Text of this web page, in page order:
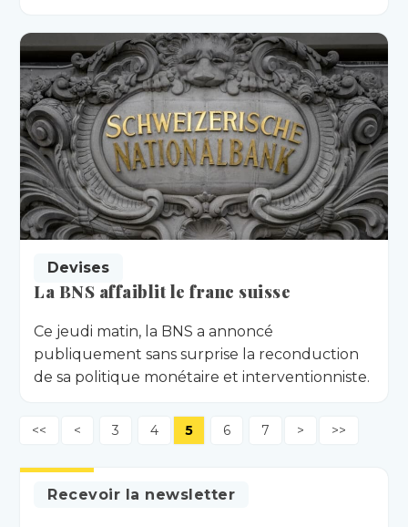
Devises
La BNS affaiblit le franc suisse
Ce jeudi matin, la BNS a annoncé
publiquement sans surprise la reconduction
de sa politique monétaire et interventionniste.
<< < 3 4 5 6 7 > >>
Recevoir la newsletter